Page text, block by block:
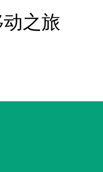
之旅